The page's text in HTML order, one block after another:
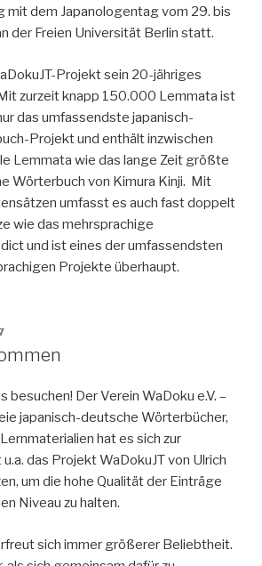
mit dem Japanologentag vom 29. bis
der Freien Universität Berlin statt.
Projekt sein 20-jähriges
zurzeit knapp 150.000 Lemmata ist
das umfassendste japanisch-
Projekt und enthält inzwischen
Lemmata wie das lange Zeit größte
Wörterbuch von Kimura Kinji. Mit
umfasst es auch fast doppelt
wie das mehrsprachige
und ist eines der umfassendsten
Projekte überhaupt.
besuchen! Der Verein WaDoku e.V. –
japanisch-deutsche Wörterbücher,
hat es sich zur
das Projekt WaDokuJT von Ulrich
um die hohe Qualität der Einträge
Niveau zu halten.
sich immer größerer Beliebtheit.